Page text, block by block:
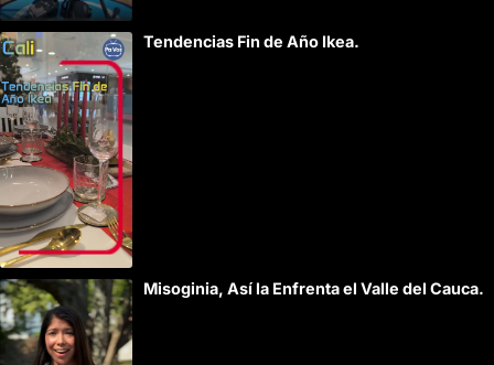
Tendencias Fin de Año Ikea.
Misoginia, Así la Enfrenta el Valle del Cauca.